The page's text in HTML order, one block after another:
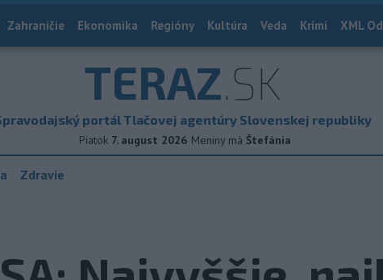
Zahraničie Ekonomika Regióny Kultúra Veda Krimi XML
TERAZ.SK
portál Tlačovej agentúry Slovenskej republiky
Piatok 7. august 2026 Meniny má Štefánia
Zdravie